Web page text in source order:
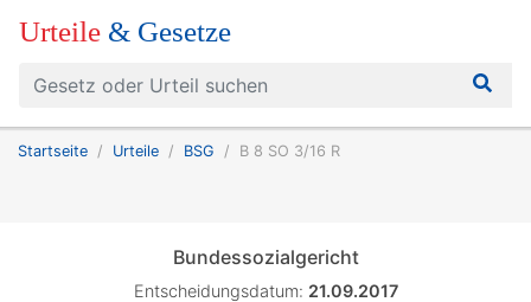
Urteile & Gesetze
Startseite Urteile BSG B 8 SO 3/16 R
Bundessozialgericht
Entscheidungsdatum: 21.09.2017